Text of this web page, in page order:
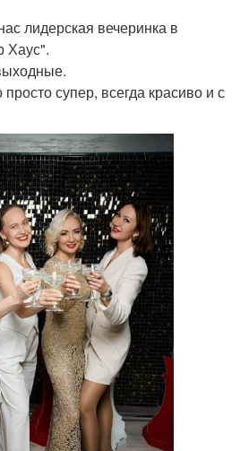
лидерская вечеринка в
Хаус".
супер, всегда красиво и с